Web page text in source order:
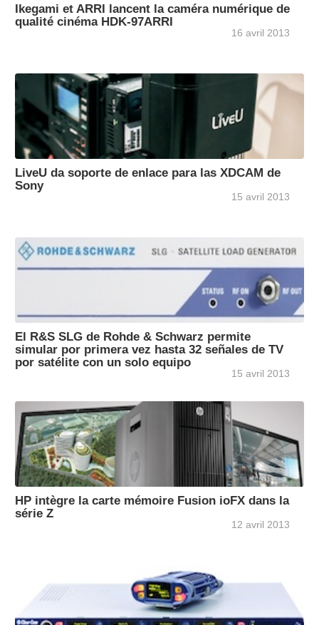
Ikegami et ARRI lancent la caméra numérique de
qualité cinéma HDK-97ARRI
16 avril 2013
LiveU da soporte de enlace para las XDCAM de
Sony
15 avril 2013
El R&S SLG de Rohde & Schwarz permite
simular por primera vez hasta 32 señales de TV
por satélite con un solo equipo
15 avril 2013
HP intègre la carte mémoire Fusion ioFX dans la
série Z
12 avril 2013